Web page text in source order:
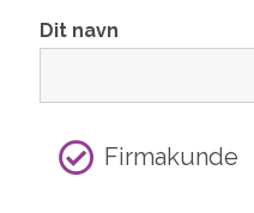
Dit navn
Firmakunde